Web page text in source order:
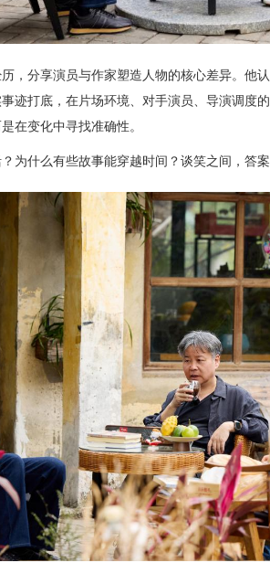
，分享演员与作家塑造人物的核心差异。他
迹打底，在片场环境、对手演员、导演调度
在变化中寻找准确性。
为什么有些故事能穿越时间？谈笑之间，答